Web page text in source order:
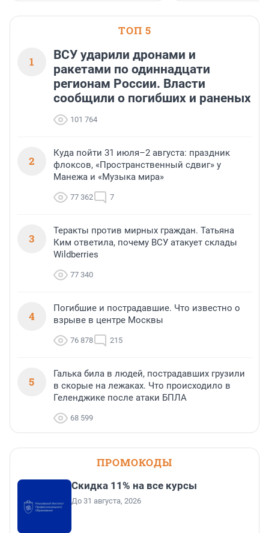
посетителям
ТОП 5
1
ВСУ ударили дронами и
ракетами по одиннадцати
регионам России. Власти
сообщили о погибших и раненых
101 764
2
Куда пойти 31 июля–2 августа: праздник
флоксов, «Пространственный сдвиг» у
Манежа и «Музыка мира»
77 362 7
3
Теракты против мирных граждан. Татьяна
Ким ответила, почему ВСУ атакует склады
Wildberries
77 340
4
Погибшие и пострадавшие. Что известно о
взрыве в центре Москвы
76 878 215
5
Галька била в людей, пострадавших грузили
в скорые на лежаках. Что происходило в
Геленджике после атаки БПЛА
68 599
ПРОМОКОДЫ
Скидка 11% на все курсы
До 31 августа, 2026